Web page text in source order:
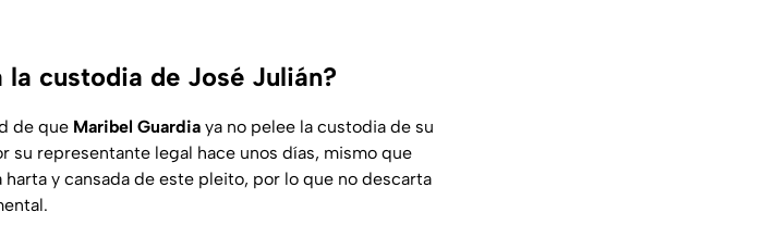
custodia de José Julián?
de que Maribel Guardia ya no pelee la custodia de su
su representante legal hace unos días, mismo que
y cansada de este pleito, por lo que no descarta